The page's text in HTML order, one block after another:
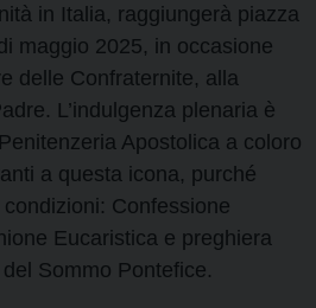
in Italia, raggiungerà piazza
maggio 2025, in occasione
delle Confraternite, alla
L’indulgenza plenaria è
Apostolica a coloro
a questa icona, purché
Confessione
Eucaristica e preghiera
Sommo Pontefice.